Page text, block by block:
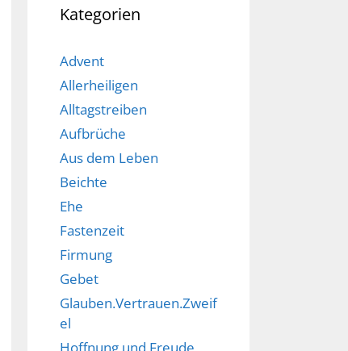
Kategorien
Advent
Allerheiligen
Alltagstreiben
Aufbrüche
Aus dem Leben
Beichte
Ehe
Fastenzeit
Firmung
Gebet
Glauben.Vertrauen.Zweif
el
Hoffnung und Freude